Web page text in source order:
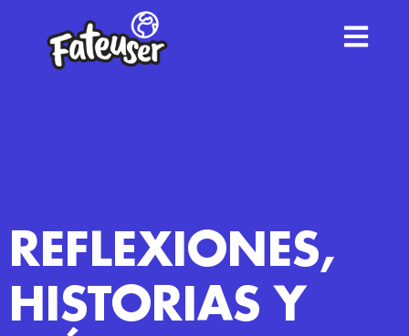
REFLEXIONES,
HISTORIAS Y